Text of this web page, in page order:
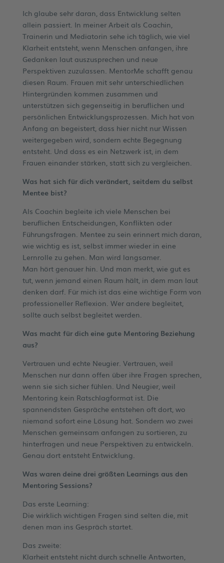
Ich glaube sehr daran, dass Entwicklung selten
allein passiert. In meiner Arbeit als Coachin,
Trainerin und Mediatorin sehe ich täglich, wie viel
Klarheit entsteht, wenn Menschen anfangen, ihre
Gedanken laut auszusprechen und neue
Perspektiven zuzulassen. MentorMe schafft genau
diesen Raum. Frauen mit sehr unterschiedlichen
Hintergründen kommen zusammen und
unterstützen sich gegenseitig in beruflichen und
persönlichen Entwicklungsprozessen. Mich hat von
Anfang an begeistert, dass hier nicht nur Wissen
weitergegeben wird, sondern echte Begegnung
entsteht. Und dass es ein Netzwerk ist, in dem
Frauen einander stärken, statt sich zu vergleichen.
Was hat sich für dich verändert, seitdem du selbst
Mentee bist?
Als Coachin begleite ich viele Menschen bei
beruflichen Entscheidungen, Konflikten oder
Führungsfragen. Mentee zu sein erinnert mich daran,
wie wichtig es ist, selbst immer wieder in eine
Lernrolle zu gehen. Man wird langsamer.
Man hört genauer hin. Und man merkt, wie gut es
tut, wenn jemand einen Raum hält, in dem man laut
denken darf. Für mich ist das eine wichtige Form von
professioneller Reflexion. Wer andere begleitet,
sollte auch selbst begleitet werden.
Was macht für dich eine gute Mentoring Beziehung
aus?
Vertrauen und echte Neugier. Vertrauen, weil
Menschen nur dann offen über ihre Fragen sprechen,
wenn sie sich sicher fühlen. Und Neugier, weil
Mentoring kein Ratschlagformat ist. Die
spannendsten Gespräche entstehen oft dort, wo
niemand sofort eine Lösung hat. Sondern wo zwei
Menschen gemeinsam anfangen zu sortieren, zu
hinterfragen und neue Perspektiven zu entwickeln.
Genau dort entsteht Entwicklung.
Was waren deine drei größten Learnings aus den
Mentoring Sessions?
Das erste Learning:
Die wirklich wichtigen Fragen sind selten die, mit
denen man ins Gespräch startet.
Das zweite:
Klarheit entsteht nicht durch schnelle Antworten,